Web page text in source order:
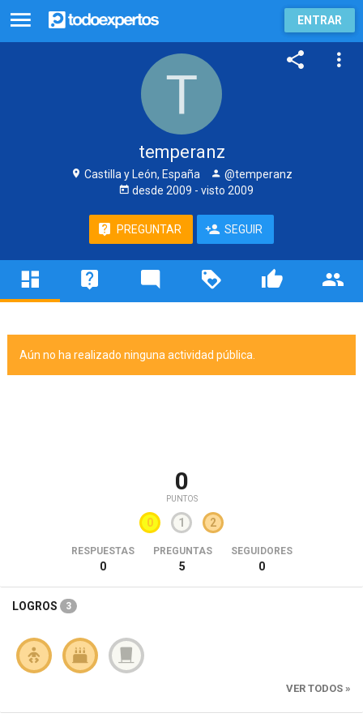
ENTRAR
temperanz
Castilla y León, España
@temperanz
desde 2009 - visto 2009
PREGUNTAR SEGUIR
Aún no ha realizado ninguna actividad pública.
0
PUNTOS
0 1 2
RESPUESTAS
0
PREGUNTAS
5
SEGUIDORES
0
LOGROS 3
VER TODOS »